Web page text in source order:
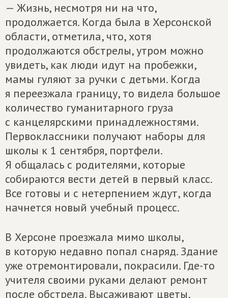
— Жизнь, несмотря ни на что,
продолжается. Когда была в Херсонской
области, отметила, что, хотя
продолжаются обстрелы, утром можно
увидеть, как люди идут на пробежки,
мамы гуляют за ручки с детьми. Когда
я переезжала границу, то видела большое
количество гуманитарного груза
с канцелярскими принадлежностями.
Первоклассники получают наборы для
школы к 1 сентября, портфели.
Я общалась с родителями, которые
собираются вести детей в первый класс.
Все готовы и с нетерпением ждут, когда
начнется новый учебный процесс.
В Херсоне проезжала мимо школы,
в которую недавно попал снаряд. Здание
уже отремонтировали, покрасили. Где-то
учителя своими руками делают ремонт
после обстрела. Высаживают цветы,